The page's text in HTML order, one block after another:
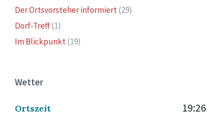
Der Ortsvorsteher informiert(29)
Dorf-Treff(1)
Im Blickpunkt(19)
Wetter
Ortszeit 19:26